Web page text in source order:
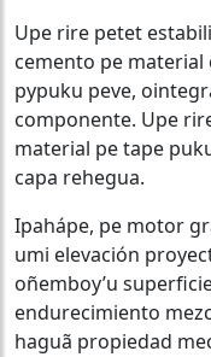
Upe rire petet
cemento pe
pypuku peve,
componente. Upe
material pe tape
capa rehegua.
Ipahápe, pe motor
umi elevación
oñemboy’u
endurecimiento
haguã propiedad